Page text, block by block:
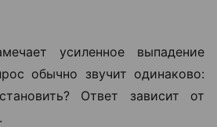
усиленное выпадение
обычно звучит одинаково:
Ответ зависит от